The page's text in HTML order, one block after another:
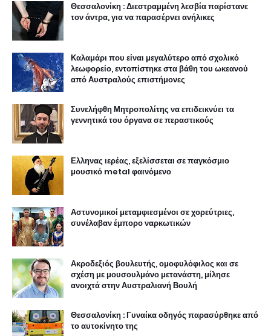
Θεσσαλονίκη : Διεστραμμένη λεσβία παρίστανε
τον άντρα, για να παρασέρνει ανήλικες
Καλαμάρι που είναι μεγαλύτερο από σχολικό
λεωφορείο, εντοπίστηκε στα βάθη του ωκεανού
από Αυστραλούς επιστήμονες
Συνελήφθη Μητροπολίτης να επιδεικνύει τα
γεννητικά του όργανα σε περαστικούς
Ελληνας ιερέας, εξελίσσεται σε παγκόσμιο
μουσικό metal φαινόμενο
Αστυνομικοί μεταμφιεσμένοι σε χορεύτριες,
συνέλαβαν έμπορο ναρκωτικών
Ακροδεξιός βουλευτής, ομοφυλόφιλος και σε
σχέση με μουσουλμάνο μετανάστη, μίλησε
ανοιχτά στην Αυστραλιανή Βουλή
Θεσσαλονίκη : Γυναίκα οδηγός παρασύρθηκε από
το αυτοκίνητο της